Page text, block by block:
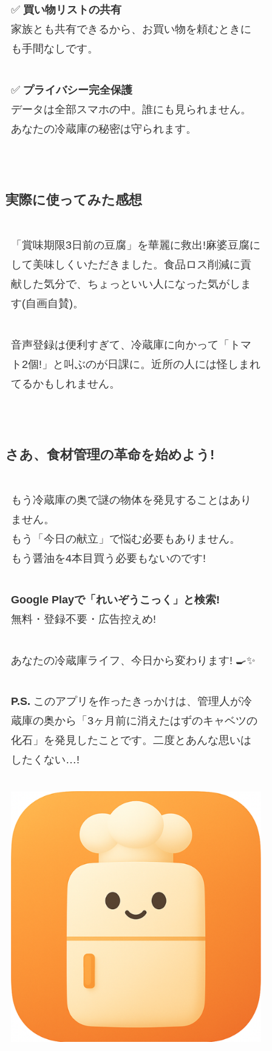
✅ 買い物リストの共有
家族とも共有できるから、お買い物を頼むときに
も手間なしです。
✅ プライバシー完全保護
データは全部スマホの中。誰にも見られません。
あなたの冷蔵庫の秘密は守られます。
実際に使ってみた感想
「賞味期限3日前の豆腐」を華麗に救出!麻婆豆腐に
して美味しくいただきました。食品ロス削減に貢
献した気分で、ちょっといい人になった気がしま
す(自画自賛)。
音声登録は便利すぎて、冷蔵庫に向かって「トマ
ト2個!」と叫ぶのが日課に。近所の人には怪しまれ
てるかもしれません。
さあ、食材管理の革命を始めよう!
もう冷蔵庫の奥で謎の物体を発見することはあり
ません。
もう「今日の献立」で悩む必要もありません。
もう醤油を4本目買う必要もないのです!
Google Playで「れいぞうこっく」と検索!
無料・登録不要・広告控えめ!
あなたの冷蔵庫ライフ、今日から変わります! 🍳✨
P.S. このアプリを作ったきっかけは、管理人が冷
蔵庫の奥から「3ヶ月前に消えたはずのキャベツの
化石」を発見したことです。二度とあんな思いは
したくない…!